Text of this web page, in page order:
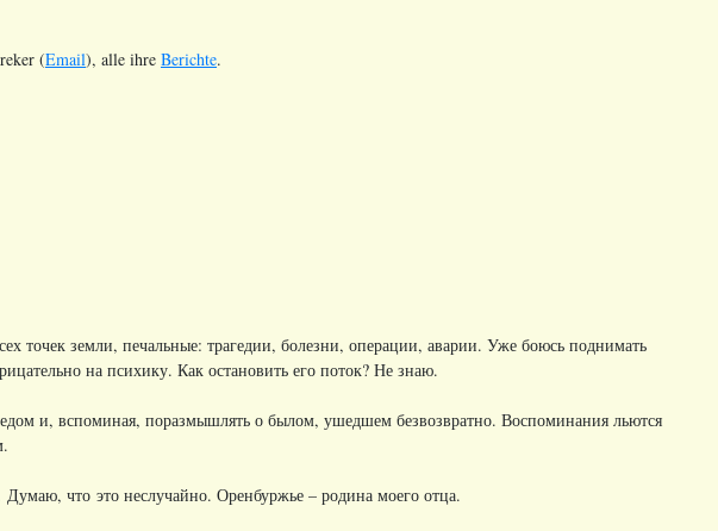
(Email), alle ihre Berichte.
точек земли, печальные: трагедии, болезни, операции, аварии. Уже боюсь поднимать
на психику. Как остановить его поток? Не знаю.
и, вспоминая, поразмышлять о былом, ушедшем безвозвратно. Воспоминания льются
что это неслучайно. Оренбуржье – родина моего отца.